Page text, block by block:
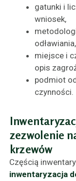
gatunki i
wniosek,
miejsce i
opis
podmiot
czynności.
zezwolenie
krzewów
Częścią
inwentaryzacja